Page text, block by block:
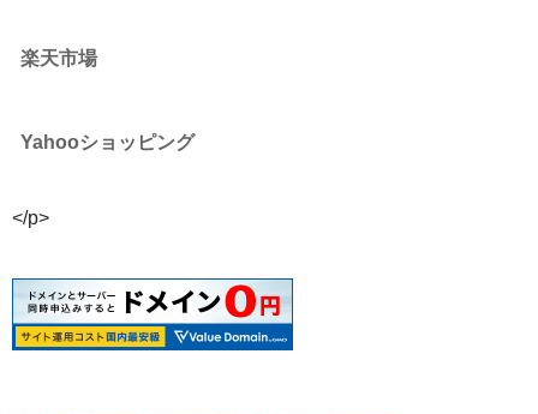
楽天市場
Yahooショッピング
</p>